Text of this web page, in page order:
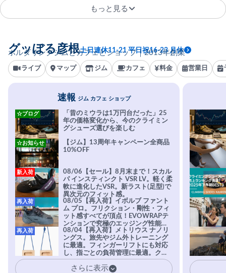
もっと見る
ボルダリングジムとカフェとショップ｜2013年創業
グッぼる彦根土日連休11-21 平日祝16-23 月休
ライブ マップ ジム カフェ 料金 営業日
速報 ジム カフェ ショップ
「昔のミウラは1万円台だった」25
年の価格変化から、今のクライミン
グシューズ選びを楽しむ
☆ブログ
【ジム】13周年キャンペーン全商品
10%OFF
☆お知らせ
08/06【セール】8月末まで！スカル
パ インスティンクト VSR LV。軽く柔
軟に進化したVSR。新ラスト(足型)で
異次元のフィット感。
新入荷
08/05【再入荷】イボルブ ファント
ム プロ。フリクション・剛性・フィ
ット感すべてが頂点！EVOWRAPテ
ンションで究極のエッジング性能を
実現。進化系ラバーEvo-74はTRAX
を凌駕する粘着力で極小ホールドに
安心感。
再入荷
08/04【再入荷】メトリウス ナノリ
ングス。旅先やジム外トレーニング
に最適。フィンガーリフトにも対応
し、指ごとの負荷管理に最適。クラ
イマーの指を本気で鍛えるギア。
再入荷
さらに表示